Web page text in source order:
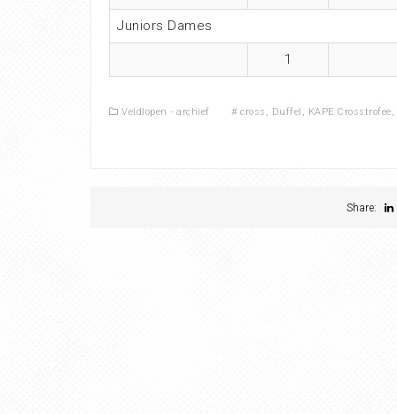
Juniors Dames
1
Veldlopen - archief # cross , Duffel , KAPE Crosstrofee,
Share: